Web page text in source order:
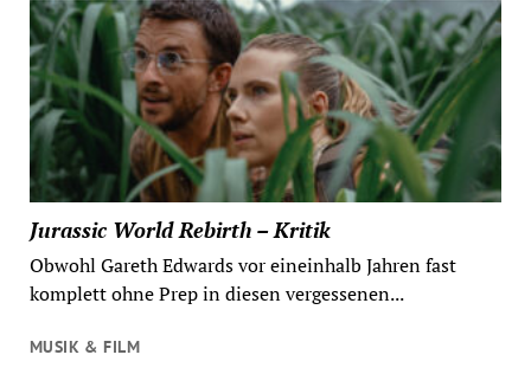
Jurassic World Rebirth – Kritik
Obwohl Gareth Edwards vor eineinhalb Jahren fast
komplett ohne Prep in diesen vergessenen...
MUSIK & FILM